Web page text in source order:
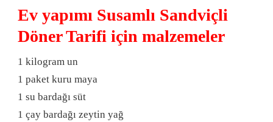
Ev yapımı Susamlı Sandviçli
Döner Tarifi için malzemeler
1 kilogram un
1 paket kuru maya
1 su bardağı süt
1 çay bardağı zeytin yağ